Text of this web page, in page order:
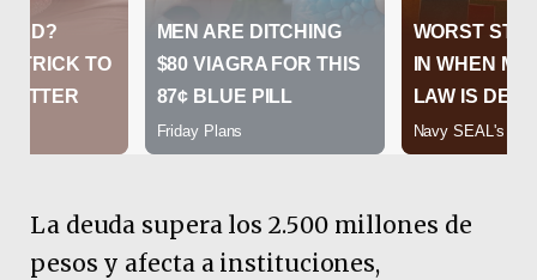
La deuda supera los 2.500 millones de
pesos y afecta a instituciones,